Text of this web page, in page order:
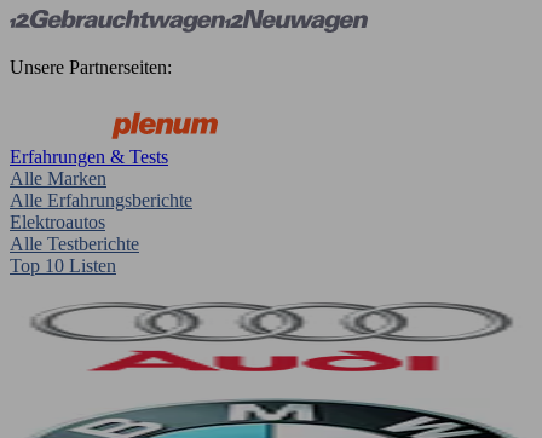
Unsere Partnerseiten:
Erfahrungen & Tests
Alle Marken
Alle Erfahrungsberichte
Elektroautos
Alle Testberichte
Top 10 Listen